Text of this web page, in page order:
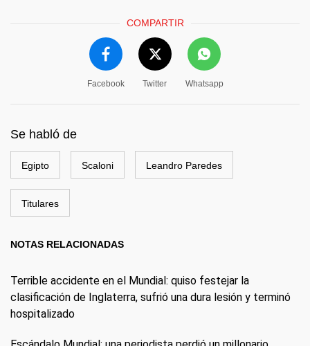
COMPARTIR
Facebook Twitter Whatsapp
Se habló de
Egipto Scaloni Leandro Paredes
Titulares
NOTAS RELACIONADAS
Terrible accidente en el Mundial: quiso festejar la
clasificación de Inglaterra, sufrió una dura lesión y terminó
hospitalizado